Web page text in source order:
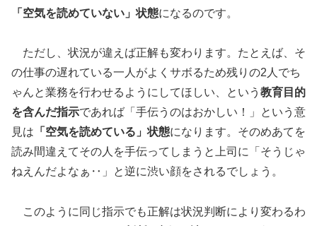
「空気を読めていない」状態になるのです。
ただし、状況が違えば正解も変わります。たとえば、そ
の仕事の遅れている一人がよくサボるため残りの2人でち
ゃんと業務を行わせるようにしてほしい、という 教育目的
を含んだ指示であれば「手伝うのはおかしい！」という意
見は 「空気を読めている」状態になります。そのめあてを
読み間違えてその人を手伝ってしまうと上司に「そうじゃ
ねえんだよなぁ‥」と逆に渋い顔をされるでしょう。
このように同じ指示でも正解は状況判断により変わるわ